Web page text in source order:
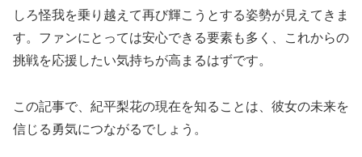
しろ怪我を乗り越えて再び輝こうとする姿勢が見えてきま
す。ファンにとっては安心できる要素も多く、これからの
挑戦を応援したい気持ちが高まるはずです。
この記事で、紀平梨花の現在を知ることは、彼女の未来を
信じる勇気につながるでしょう。